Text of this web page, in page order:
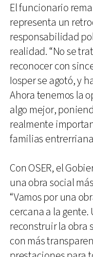
El funcionario
representa un
responsabilidad
realidad. “No se
reconocer con
Iosper se agotó, y
Ahora tenemos la
algo mejor,
realmente
familias
Con OSER, el
una obra social
“Vamos por una
cercana a la
reconstruir la obra
con más